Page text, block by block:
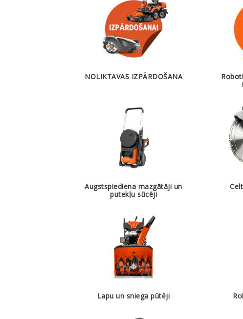
NOLIKTAVAS IZPĀRDOŠANA
Augstspiediena mazgātāji un
putekļu sūcēji
Lapu un sniega pūtēji